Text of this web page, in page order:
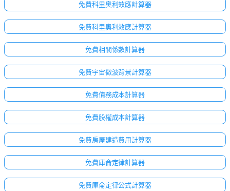
免費科里奧利效應計算器
免費科里奧利效應計算器
免費相關係數計算器
免費宇宙微波背景計算器
免費債務成本計算器
免費股權成本計算器
免費房屋建造費用計算器
免費庫侖定律計算器
免費庫侖定律公式計算器